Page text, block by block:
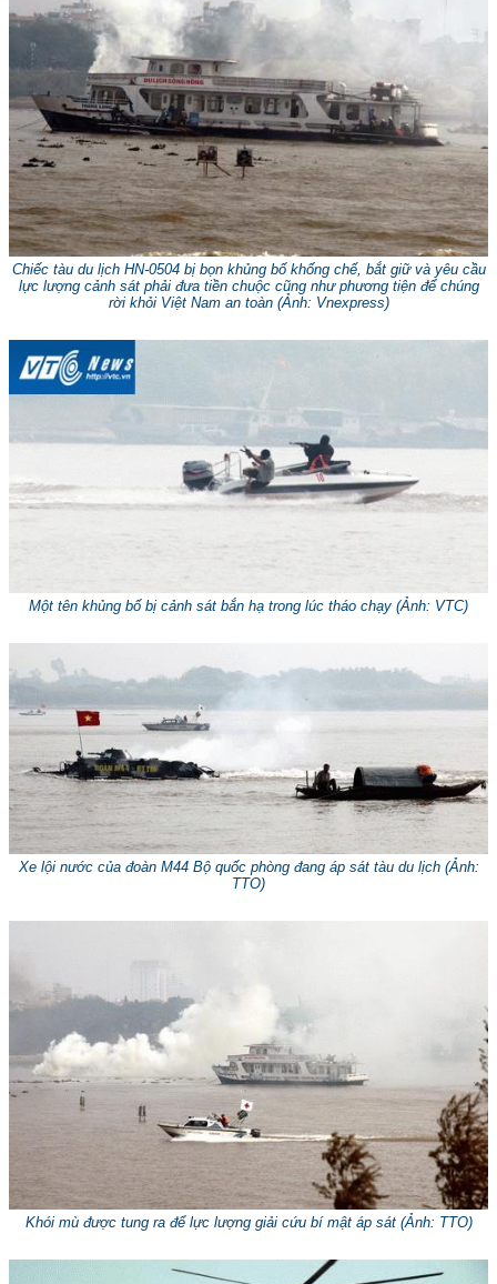
Chiếc tàu du lịch HN-0504 bị bọn khủng bố khống chế, bắt giữ và yêu cầu
lực lượng cảnh sát phải đưa tiền chuộc cũng như phương tiện để chúng
rời khỏi Việt Nam an toàn (Ảnh: Vnexpress)
Một tên khủng bố bị cảnh sát bắn hạ trong lúc tháo chạy (Ảnh: VTC)
Xe lội nước của đoàn M44 Bộ quốc phòng đang áp sát tàu du lịch (Ảnh:
TTO)
Khói mù được tung ra để lực lượng giải cứu bí mật áp sát (Ảnh: TTO)